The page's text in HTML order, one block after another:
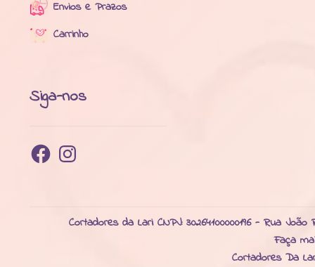
Envios e Prazos
Carrinho
Siga-nos
FacebookInstagram
Cortadores da Lari CNPJ: 30264100000196 - Rua
Faça
Cortadores Da